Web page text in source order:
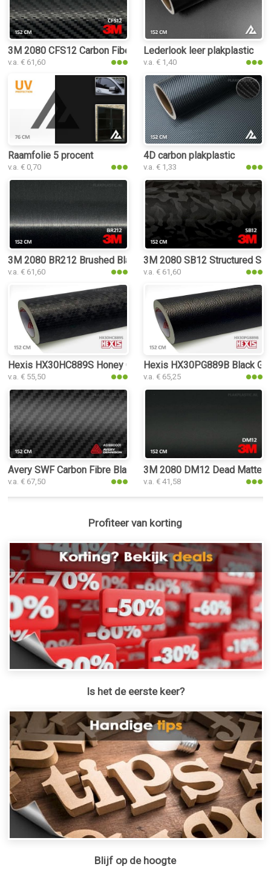
3M 2080 CFS12 Carbon Fiber Black plakplastic
v.a. € 61,60
Lederlook leer plakplastic
v.a. € 1,40
Raamfolie 5 procent
v.a. € 0,70
4D carbon plakplastic
v.a. € 1,33
3M 2080 BR212 Brushed Black Metallic plakplastic
v.a. € 61,60
3M 2080 SB12 Structured
v.a. € 61,60
Hexis HX30HC889S Honey Comb Black plakplastic
v.a. € 55,50
Hexis HX30PG889B Black
v.a. € 65,25
Avery SWF Carbon Fibre Black plakplastic
v.a. € 67,50
3M 2080 DM12 Dead Matte
v.a. € 41,58
Profiteer van korting
Is het de eerste keer?
Blijf op de hoogte